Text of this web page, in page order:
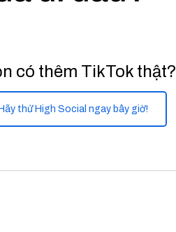
có thêm TikTok thật?
Hãy thử High Social ngay bây giờ!